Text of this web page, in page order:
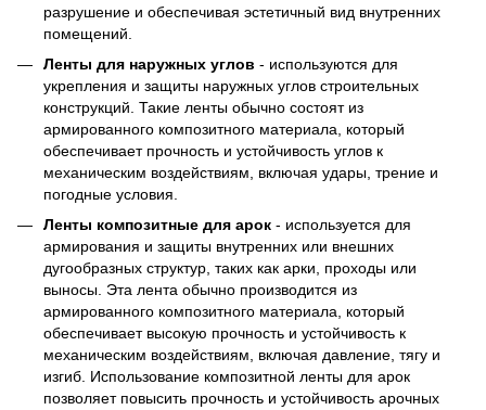
разрушение и обеспечивая эстетичный вид внутренних
помещений.
Ленты для наружных углов - используются для
укрепления и защиты наружных углов строительных
конструкций. Такие ленты обычно состоят из
армированного композитного материала, который
обеспечивает прочность и устойчивость углов к
механическим воздействиям, включая удары, трение и
погодные условия.
Ленты композитные для арок - используется для
армирования и защиты внутренних или внешних
дугообразных структур, таких как арки, проходы или
выносы. Эта лента обычно производится из
армированного композитного материала, который
обеспечивает высокую прочность и устойчивость к
механическим воздействиям, включая давление, тягу и
изгиб. Использование композитной ленты для арок
позволяет повысить прочность и устойчивость арочных